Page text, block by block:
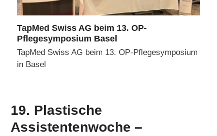
TapMed Swiss AG beim 13. OP-
Pflegesymposium Basel
TapMed Swiss AG beim 13. OP-Pflegesymposium
in Basel
19. Plastische
Assistentenwoche –